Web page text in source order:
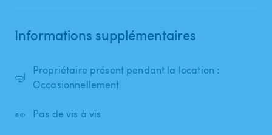
Informations supplémentaires
🤿
Propriétaire présent pendant la location :
Occasionnellement
👀 Pas de vis à vis